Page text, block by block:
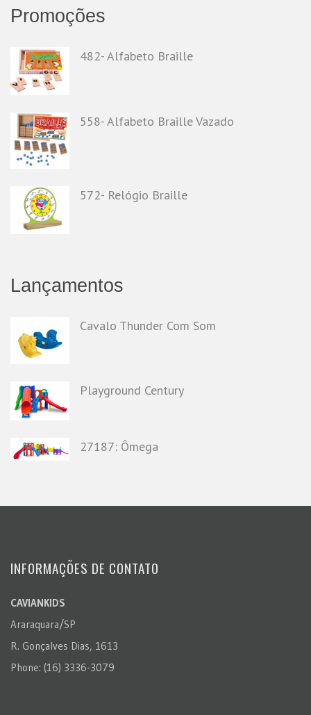
Promoções
482- Alfabeto Braille
558- Alfabeto Braille Vazado
572- Relógio Braille
Lançamentos
Cavalo Thunder Com Som
Playground Century
27187: Ômega
INFORMAÇÕES DE CONTATO
CAVIANKIDS
Araraquara/SP
R. Gonçalves Dias, 1613
Phone: (16) 3336-3079